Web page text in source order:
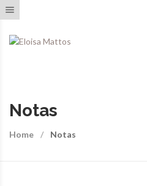
Notas
Home Notas